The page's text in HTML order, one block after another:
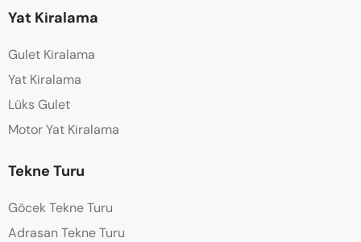
Yat Kiralama
Gulet Kiralama
Yat Kiralama
Lüks Gulet
Motor Yat Kiralama
Tekne Turu
Göcek Tekne Turu
Adrasan Tekne Turu